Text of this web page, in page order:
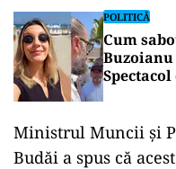
POLITICĂ
Cum
Ministrul Muncii şi
Budăi a spus că